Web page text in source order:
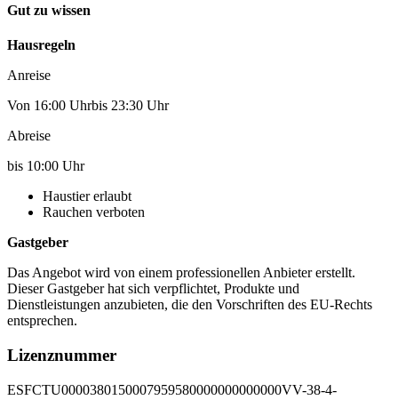
Gut zu wissen
Hausregeln
Anreise
Von 16:00 Uhrbis 23:30 Uhr
Abreise
bis 10:00 Uhr
Haustier erlaubt
Rauchen verboten
Gastgeber
Das Angebot wird von einem professionellen Anbieter erstellt.
Dieser Gastgeber hat sich verpflichtet, Produkte und
Dienstleistungen anzubieten, die den Vorschriften des EU-Rechts
entsprechen.
Lizenznummer
ESFCTU0000380150007959580000000000000VV-38-4-